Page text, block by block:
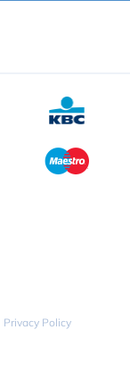
Privacy Policy